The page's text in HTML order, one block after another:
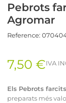
Pebrots
Agromar
Reference:
7,50 €IVA
Els Pebrots
preparats més